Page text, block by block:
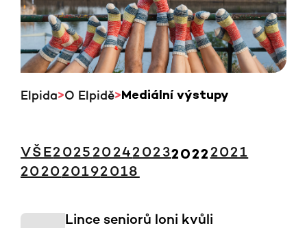
Elpida O Elpidě Mediální výstupy
VŠE20252024202320222021
202020192018
Lince seniorů loni kvůli